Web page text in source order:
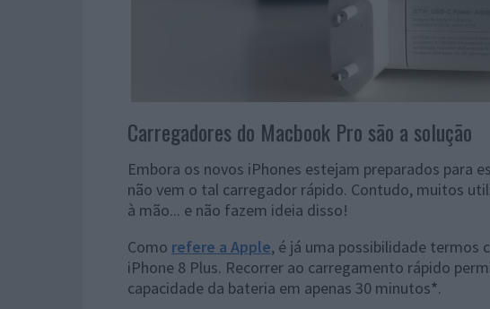
Carregadores do Macbook Pro são a solução
Embora os novos iPhones estejam preparados para
não vem o tal carregador rápido. Contudo, muitos
à mão... e não fazem ideia disso!
Como refere a Apple, é já uma possibilidade termos
iPhone 8 Plus. Recorrer ao carregamento rápido
capacidade da bateria em apenas 30 minutos*.